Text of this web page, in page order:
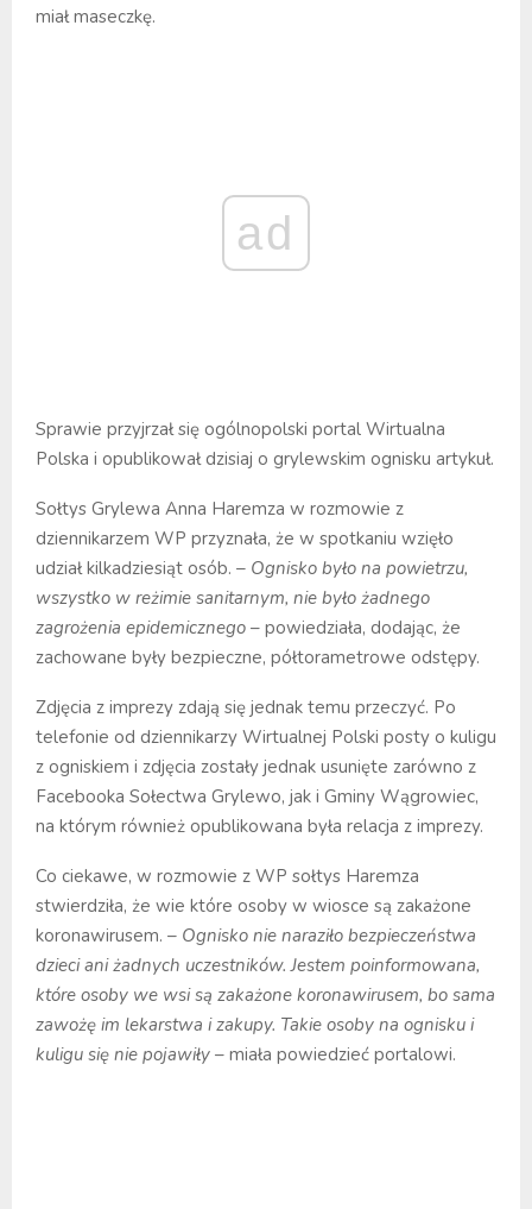
miał maseczkę.
ad
Sprawie przyjrzał się ogólnopolski portal Wirtualna
Polska i opublikował dzisiaj o grylewskim ognisku artykuł.
Sołtys Grylewa Anna Haremza w rozmowie z
dziennikarzem WP przyznała, że w spotkaniu wzięło
udział kilkadziesiąt osób. – Ognisko było na powietrzu,
wszystko w reżimie sanitarnym, nie było żadnego
zagrożenia epidemicznego – powiedziała, dodając, że
zachowane były bezpieczne, półtorametrowe odstępy.
Zdjęcia z imprezy zdają się jednak temu przeczyć. Po
telefonie od dziennikarzy Wirtualnej Polski posty o kuligu
z ogniskiem i zdjęcia zostały jednak usunięte zarówno z
Facebooka Sołectwa Grylewo, jak i Gminy Wągrowiec,
na którym również opublikowana była relacja z imprezy.
Co ciekawe, w rozmowie z WP sołtys Haremza
stwierdziła, że wie które osoby w wiosce są zakażone
koronawirusem. – Ognisko nie naraziło bezpieczeństwa
dzieci ani żadnych uczestników. Jestem poinformowana,
które osoby we wsi są zakażone koronawirusem, bo sama
zawożę im lekarstwa i zakupy. Takie osoby na ognisku i
kuligu się nie pojawiły – miała powiedzieć portalowi.